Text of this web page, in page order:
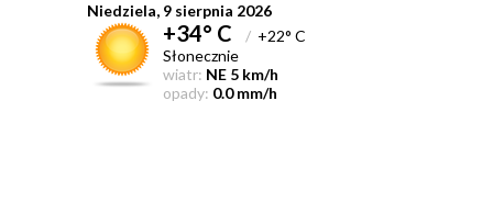
Niedziela, 9 sierpnia 2026
+34° C /+22° C
Słonecznie
wiatr: NE 5 km/h
opady: 0.0 mm/h